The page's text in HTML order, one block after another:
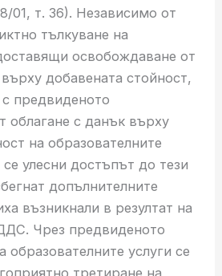
01, т. 36). Независимо от
тълкуване на
освобождаване от
добавената стойност,
предвиденото
облагане с данък върху
на образователните
улесни достъпът до тези
допълнителните
възникнали в резултат на
Чрез предвиденото
образователните услуги се
третиране на